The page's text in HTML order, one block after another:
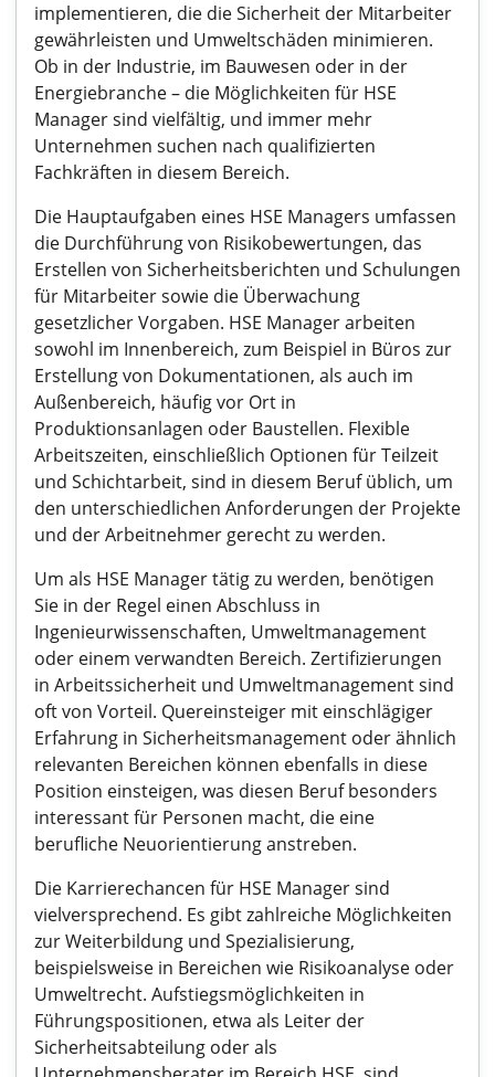
implementieren, die die Sicherheit der Mitarbeiter
gewährleisten und Umweltschäden minimieren.
Ob in der Industrie, im Bauwesen oder in der
Energiebranche – die Möglichkeiten für HSE
Manager sind vielfältig, und immer mehr
Unternehmen suchen nach qualifizierten
Fachkräften in diesem Bereich.
Die Hauptaufgaben eines HSE Managers umfassen
die Durchführung von Risikobewertungen, das
Erstellen von Sicherheitsberichten und Schulungen
für Mitarbeiter sowie die Überwachung
gesetzlicher Vorgaben. HSE Manager arbeiten
sowohl im Innenbereich, zum Beispiel in Büros zur
Erstellung von Dokumentationen, als auch im
Außenbereich, häufig vor Ort in
Produktionsanlagen oder Baustellen. Flexible
Arbeitszeiten, einschließlich Optionen für Teilzeit
und Schichtarbeit, sind in diesem Beruf üblich, um
den unterschiedlichen Anforderungen der Projekte
und der Arbeitnehmer gerecht zu werden.
Um als HSE Manager tätig zu werden, benötigen
Sie in der Regel einen Abschluss in
Ingenieurwissenschaften, Umweltmanagement
oder einem verwandten Bereich. Zertifizierungen
in Arbeitssicherheit und Umweltmanagement sind
oft von Vorteil. Quereinsteiger mit einschlägiger
Erfahrung in Sicherheitsmanagement oder ähnlich
relevanten Bereichen können ebenfalls in diese
Position einsteigen, was diesen Beruf besonders
interessant für Personen macht, die eine
berufliche Neuorientierung anstreben.
Die Karrierechancen für HSE Manager sind
vielversprechend. Es gibt zahlreiche Möglichkeiten
zur Weiterbildung und Spezialisierung,
beispielsweise in Bereichen wie Risikoanalyse oder
Umweltrecht. Aufstiegsmöglichkeiten in
Führungspositionen, etwa als Leiter der
Sicherheitsabteilung oder als